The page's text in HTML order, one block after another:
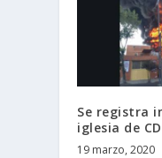
Se registra
iglesia de
19 marzo, 2020